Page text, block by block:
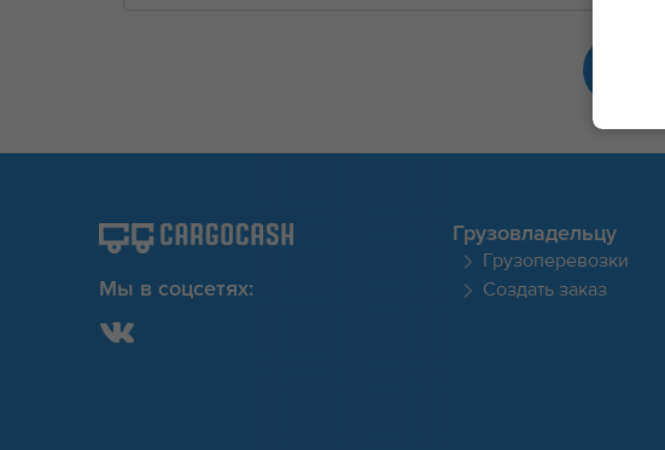
Мы в соцсетях:
Грузовладельцу
Грузоперевозки
Создать заказ